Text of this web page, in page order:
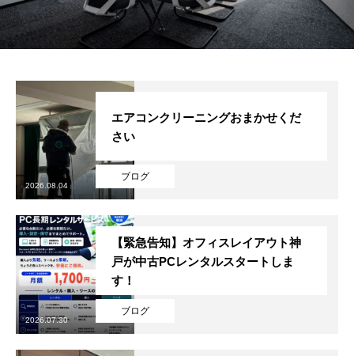
ブログ
エアコンクリーニングおまかせくだ
さい
2026.08.04
ブログ
【緊急告知】オフィスレイアウト神
戸が中古PCレンタルスタートしま
す！
2026.07.30